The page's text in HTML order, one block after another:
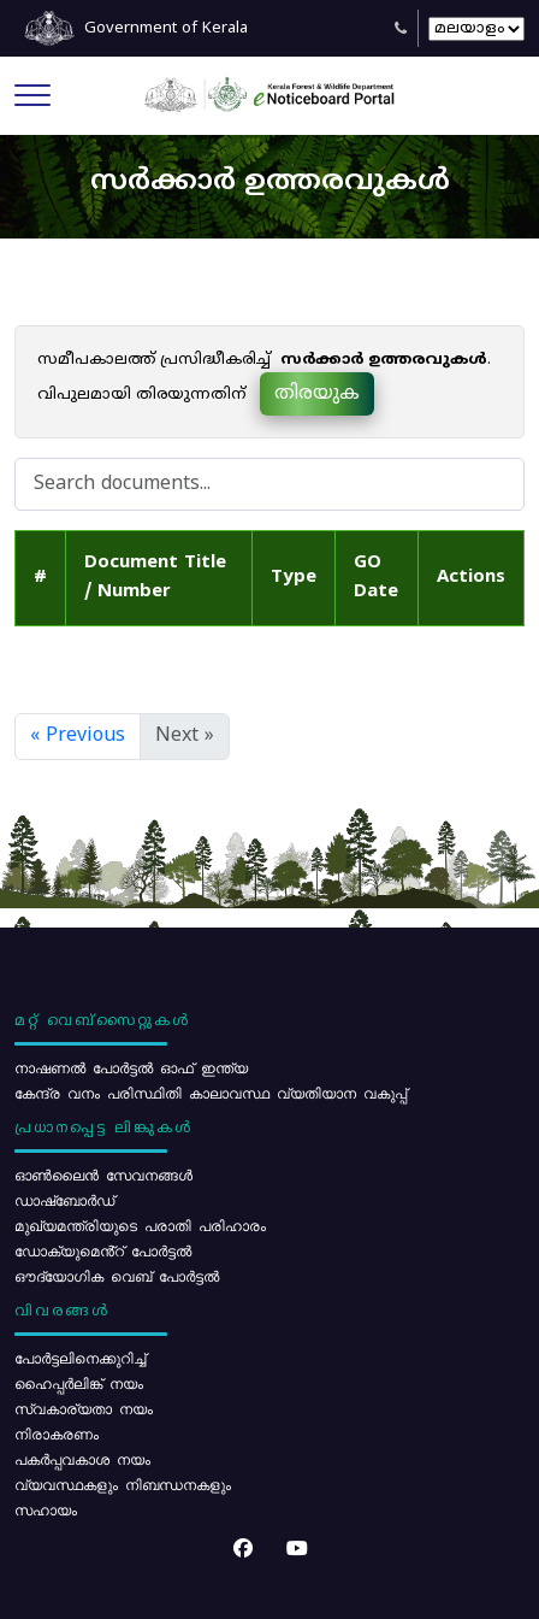
Government of Kerala
സർക്കാർ ഉത്തരവുകൾ
സമീപകാലത്ത് പ്രസിദ്ധീകരിച്ച് സർക്കാർ ഉത്തരവുകൾ.
വിപുലമായി തിരയുന്നതിന്
തിരയുക
#
Document Title
/ Number
Type
GO
Date
Actions
« Previous Next »
മറ്റ് വെബ്സൈറ്റുകൾ
നാഷണൽ പോർട്ടൽ ഓഫ് ഇന്ത്യ
കേന്ദ്ര വനം പരിസ്ഥിതി കാലാവസ്ഥ വ്യതിയാന വകുപ്പ്
പ്രധാനപ്പെട്ട ലിങ്കുകൾ
ഓൺലൈൻ സേവനങ്ങൾ
ഡാഷ്ബോർഡ്
മുഖ്യമന്ത്രിയുടെ പരാതി പരിഹാരം
ഡോക്യുമെൻ്റ് പോർട്ടൽ
ഔദ്യോഗിക വെബ് പോർട്ടൽ
വിവരങ്ങൾ
പോര്‍ട്ടലിനെക്കുറിച്ച്
ഹൈപ്പർലിങ്ക് നയം
സ്വകാര്യതാ നയം
നിരാകരണം
പകർപ്പവകാശ നയം
വ്യവസ്ഥകളും നിബന്ധനകളും
സഹായം